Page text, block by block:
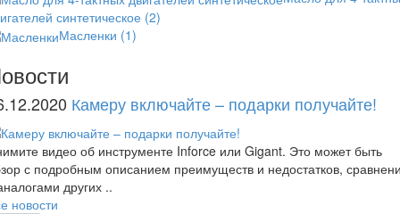
синтетическое (2)
Масленки (1)
Камеру включайте – подарки получайте!
видео об инструменте Inforce или Gigant. Это может быть
с подробным описанием преимуществ и недостатков,
других ..
новости